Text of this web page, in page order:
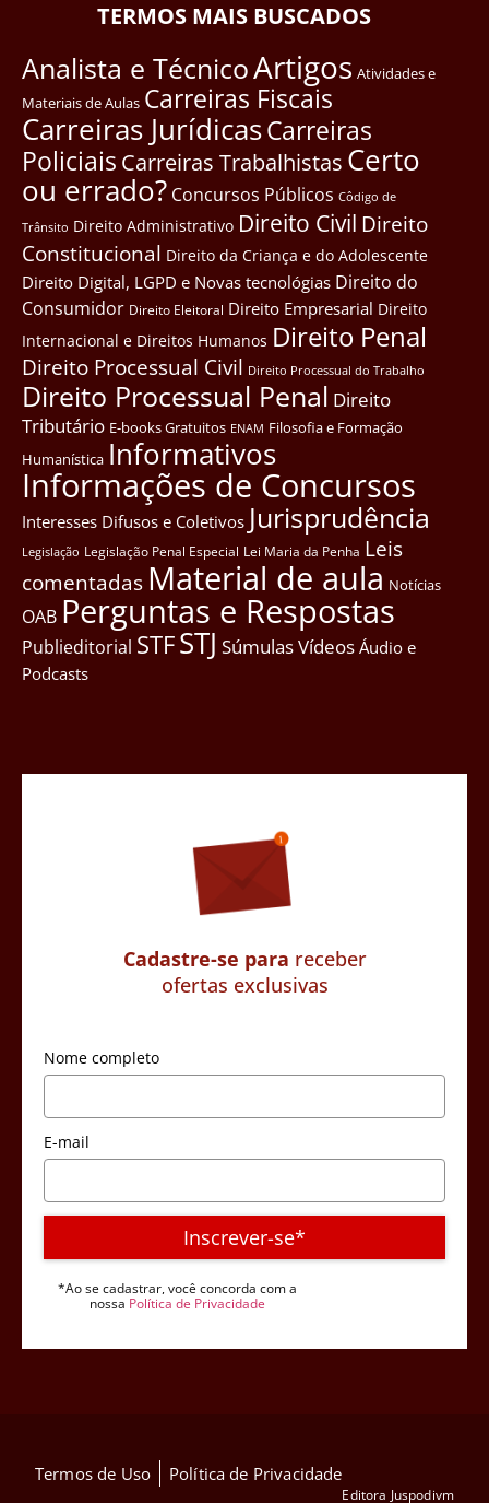
TERMOS MAIS BUSCADOS
Analista e TécnicoArtigos Atividades e
Materiais de Aulas Carreiras Fiscais
Carreiras JurídicasCarreiras
Policiais Carreiras Trabalhistas Certo
ou errado? Concursos Públicos Côdigo de
Trânsito Direito Administrativo Direito Civil Direito
Constitucional Direito da Criança e do Adolescente
Direito Digital, LGPD e Novas tecnológias Direito do
Consumidor Direito Eleitoral Direito Empresarial Direito
Internacional e Direitos Humanos Direito Penal
Direito Processual Civil Direito Processual do Trabalho
Direito Processual Penal Direito
Tributário E-books Gratuitos ENAM Filosofia e Formação
Humanística Informativos
Informações de Concursos
Interesses Difusos e Coletivos Jurisprudência
Legislação Legislação Penal Especial Lei Maria da Penha Leis
comentadas Material de aula Notícias
OAB Perguntas e Respostas
Publieditorial STFSTJ SúmulasVídeos Áudio e
Podcasts
Cadastre-se para receber
ofertas exclusivas
Nome completo
E-mail
Inscrever-se*
*Ao se cadastrar, você concorda com a
nossa Política de Privacidade
Termos de Uso Política de Privacidade
Editora Juspodivm